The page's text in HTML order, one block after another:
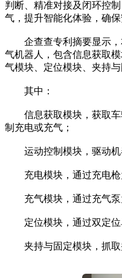
判断、精准对接及闭环控
气，提升智能化体验，确保
企查查专利摘要显示，
气机器人，包含信息获取
气模块、定位模块、夹持与
其中：
信息获取模块，获取车
制充电或充气；
运动控制模块，驱动机
充电模块，通过充电枪
充气模块，通过充气泵
定位模块，通过双定位
夹持与固定模块，抓取